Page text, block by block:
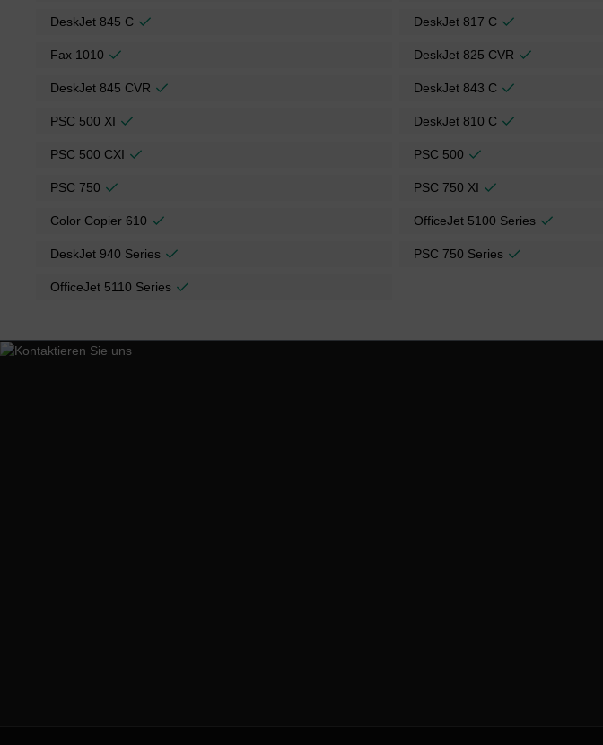
DeskJet 845 C DeskJet 817 C
Fax 1010 DeskJet 825 CVR
DeskJet 845 CVR DeskJet 843 C
PSC 500 XI DeskJet 810 C
PSC 500 CXI PSC 500
PSC 750 PSC 750 XI
Color Copier 610 OfficeJet 5100 Series
DeskJet 940 Series PSC 750 Series
OfficeJet 5110 Series